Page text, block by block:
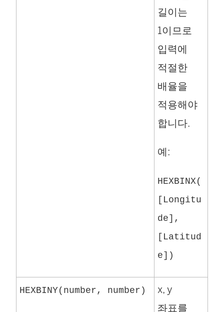
길이는
1이므로
입력에
적절한
배율을
적용해야
합니다.
예:
HEXBINX(
[Longitu
de],
[Latitud
e])
HEXBINY(number, number)
x, y
좌표를